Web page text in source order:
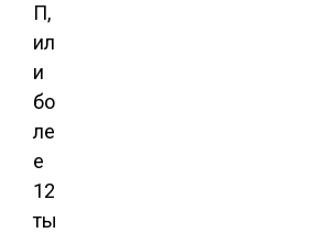
П,
ил
и
бо
ле
е
12
ты